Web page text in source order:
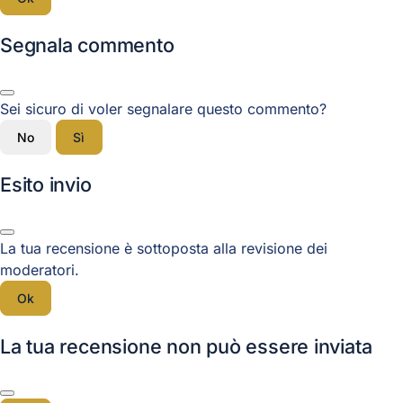
Segnala commento
Sei sicuro di voler segnalare questo commento?
No Sì
Esito invio
La tua recensione è sottoposta alla revisione dei
moderatori.
Ok
La tua recensione non può essere inviata